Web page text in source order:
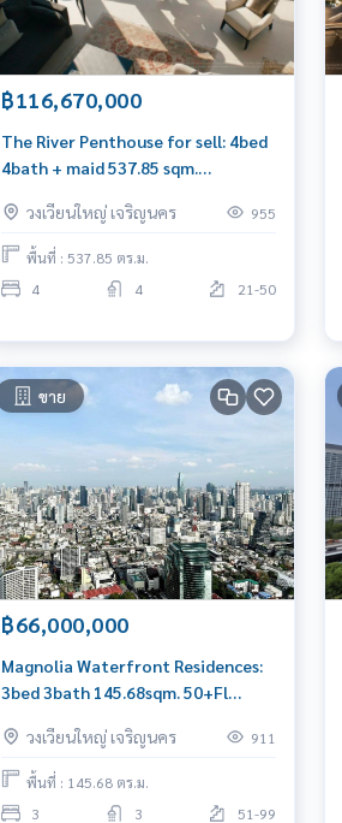
฿116,670,000
The River Penthouse for sell: 4bed
4bath + maid 537.85 sqm.
วงเวียนใหญ่ เจริญนคร
955
พื้นที่ : 537.85 ตร.ม.
4
4 21-50
ขาย
฿66,000,000
Magnolia Waterfront Residences:
3bed 3bath 145.68sqm. 50+Fl
วงเวียนใหญ่ เจริญนคร
911
พื้นที่ : 145.68 ตร.ม.
3
3 51-99